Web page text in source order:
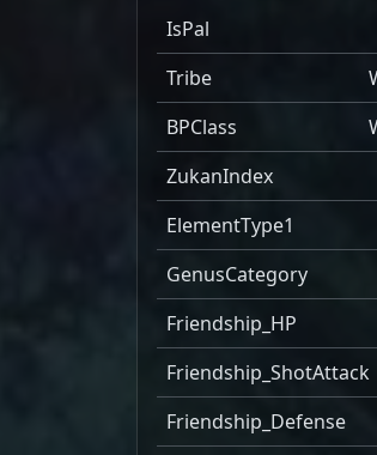
IsPal
Tribe
BPClass
ZukanIndex
ElementType1
GenusCategory
Friendship_HP
Friendship_ShotAttack
Friendship_Defense